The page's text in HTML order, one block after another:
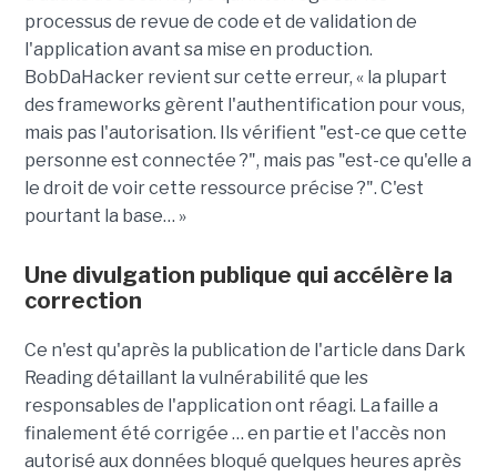
processus de revue de code et de validation de
l'application avant sa mise en production.
BobDaHacker revient sur cette erreur, « la plupart
des frameworks gèrent l'authentification pour vous,
mais pas l'autorisation. Ils vérifient "est-ce que cette
personne est connectée ?", mais pas "est-ce qu'elle a
le droit de voir cette ressource précise ?". C'est
pourtant la base… »
Une divulgation publique qui accélère la
correction
Ce n'est qu'après la publication de l'article dans Dark
Reading détaillant la vulnérabilité que les
responsables de l'application ont réagi. La faille a
finalement été corrigée … en partie et l'accès non
autorisé aux données bloqué quelques heures après